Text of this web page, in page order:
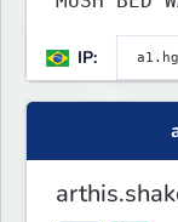
IP: